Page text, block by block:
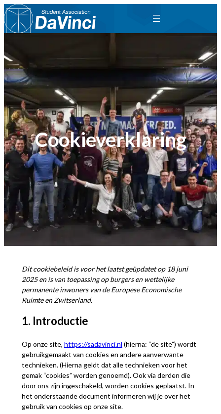
Cookieverklaring
Dit cookiebeleid is voor het laatst geüpdatet op 18 juni
2025 en is van toepassing op burgers en wettelijke
permanente inwoners van de Europese Economische
Ruimte en Zwitserland.
1. Introductie
Op onze site, https://sadavinci.nl (hierna: “de site”) wordt
gebruikgemaakt van cookies en andere aanverwante
technieken. (Hierna geldt dat alle technieken voor het
gemak “cookies” worden genoemd). Ook via derden die
door ons zijn ingeschakeld, worden cookies geplaatst. In
het onderstaande document informeren wij je over het
gebruik van cookies op onze site.